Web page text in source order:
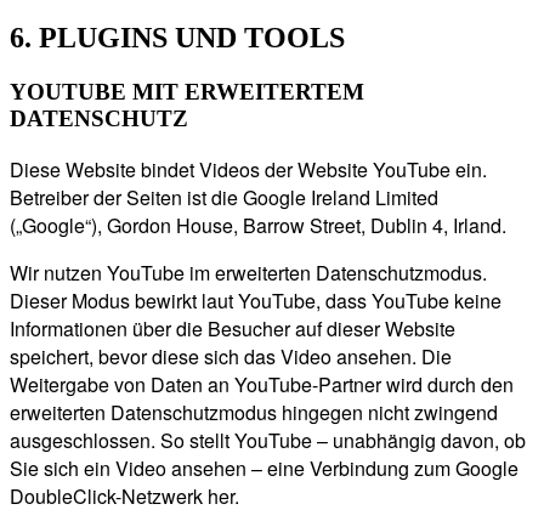
6. PLUGINS UND TOOLS
YOUTUBE MIT ERWEITERTEM
DATENSCHUTZ
Diese Website bindet Videos der Website YouTube ein.
Betreiber der Seiten ist die Google Ireland Limited
(„Google“), Gordon House, Barrow Street, Dublin 4, Irland.
Wir nutzen YouTube im erweiterten Datenschutzmodus.
Dieser Modus bewirkt laut YouTube, dass YouTube keine
Informationen über die Besucher auf dieser Website
speichert, bevor diese sich das Video ansehen. Die
Weitergabe von Daten an YouTube-Partner wird durch den
erweiterten Datenschutzmodus hingegen nicht zwingend
ausgeschlossen. So stellt YouTube – unabhängig davon, ob
Sie sich ein Video ansehen – eine Verbindung zum Google
DoubleClick-Netzwerk her.